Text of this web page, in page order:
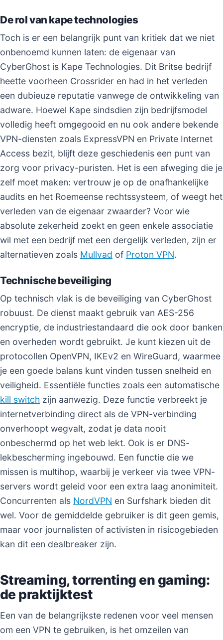
De rol van kape technologies
Toch is er een belangrijk punt van kritiek dat we niet
onbenoemd kunnen laten: de eigenaar van
CyberGhost is Kape Technologies. Dit Britse bedrijf
heette voorheen Crossrider en had in het verleden
een dubieuze reputatie vanwege de ontwikkeling van
adware. Hoewel Kape sindsdien zijn bedrijfsmodel
volledig heeft omgegooid en nu ook andere bekende
VPN-diensten zoals ExpressVPN en Private Internet
Access bezit, blijft deze geschiedenis een punt van
zorg voor privacy-puristen. Het is een afweging die je
zelf moet maken: vertrouw je op de onafhankelijke
audits en het Roemeense rechtssysteem, of weegt het
verleden van de eigenaar zwaarder? Voor wie
absolute zekerheid zoekt en geen enkele associatie
wil met een bedrijf met een dergelijk verleden, zijn er
alternatieven zoals Mullvad of Proton VPN.
Technische beveiliging
Op technisch vlak is de beveiliging van CyberGhost
robuust. De dienst maakt gebruik van AES-256
encryptie, de industriestandaard die ook door banken
en overheden wordt gebruikt. Je kunt kiezen uit de
protocollen OpenVPN, IKEv2 en WireGuard, waarmee
je een goede balans kunt vinden tussen snelheid en
veiligheid. Essentiële functies zoals een automatische
kill switch zijn aanwezig. Deze functie verbreekt je
internetverbinding direct als de VPN-verbinding
onverhoopt wegvalt, zodat je data nooit
onbeschermd op het web lekt. Ook is er DNS-
lekbescherming ingebouwd. Een functie die we
missen is multihop, waarbij je verkeer via twee VPN-
servers wordt geleid voor een extra laag anonimiteit.
Concurrenten als NordVPN en Surfshark bieden dit
wel. Voor de gemiddelde gebruiker is dit geen gemis,
maar voor journalisten of activisten in risicogebieden
kan dit een dealbreaker zijn.
Streaming, torrenting en gaming:
de praktijktest
Een van de belangrijkste redenen voor veel mensen
om een VPN te gebruiken, is het omzeilen van